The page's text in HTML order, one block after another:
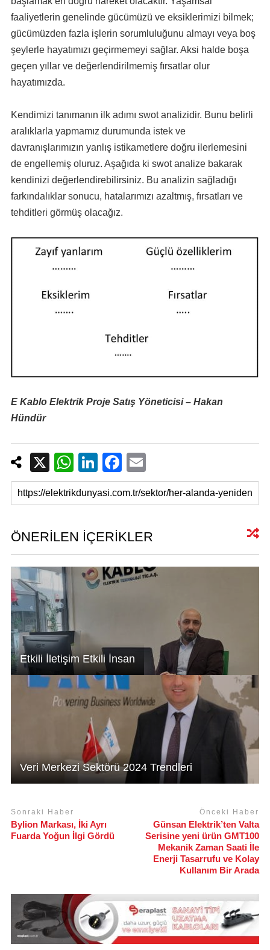
faaliyetlerin genelinde gücümüzü ve eksiklerimizi bilmek;
gücümüzden fazla işlerin sorumluluğunu almayı veya boş
şeylerle hayatımızı geçirmemeyi sağlar. Aksi halde boşa
geçen yıllar ve değerlendirilmemiş fırsatlar olur
hayatımızda.
Kendimizi tanımanın ilk adımı swot analizidir. Bunu belirli
aralıklarla yapmamız durumunda istek ve
davranışlarımızın yanlış istikametlere doğru ilerlemesini
de engellemiş oluruz. Aşağıda ki swot analize bakarak
kendinizi değerlendirebilirsiniz. Bu analizin sağladığı
farkındalıklar sonucu, hatalarımızı azaltmış, fırsatları ve
tehditleri görmüş olacağız.
E Kablo Elektrik Proje Satış Yöneticisi – Hakan
Hündür
X
W
h
at
A
p
p
Li
n
k
dI
n
F
a
c
b
o
o
m
ail
ÖNERİLEN İÇERİKLER
Etkili İletişim Etkili İnsan
Veri Merkezi Sektörü 2024 Trendleri
Sonraki Haber
Bylion Markası, İki Ayrı
Fuarda Yoğun İlgi Gördü
Önceki Haber
Günsan Elektrik’ten Valta
Serisine yeni ürün GMT100
Mekanik Zaman Saati İle
Enerji Tasarrufu ve Kolay
Kullanım Bir Arada